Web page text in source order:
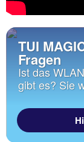
TUI
Fragen
Ist das
gibt es? Sie